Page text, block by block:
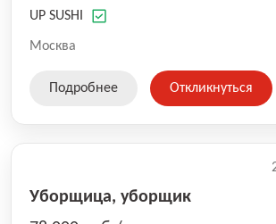
UP SUSHI
Москва
Подробнее Откликнуться
Уборщица, уборщик